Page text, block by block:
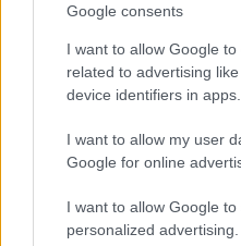
Google consents
I want to allow Google
related to advertising
device identifiers in apps.
I want to allow my user
Google for online
I want to allow Google to
personalized advertising.
funkció,
meg a
2026.06.14|
Sok felhasználó külön
amelyek maguktól
Ez a rejtett
sokan